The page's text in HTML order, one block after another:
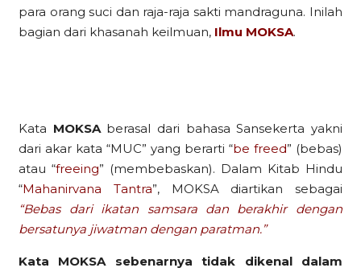
para orang suci dan raja-raja sakti mandraguna. Inilah
bagian dari khasanah keilmuan, Ilmu MOKSA.
Kata MOKSAberasal dari bahasa Sansekerta yakni
dari akar kata “MUC” yang berarti “be freed” (bebas)
atau “freeing” (membebaskan). Dalam Kitab Hindu
“Mahanirvana Tantra”, MOKSA diartikan sebagai
“Bebas dari ikatan samsara dan berakhir dengan
bersatunya jiwatman dengan paratman.”
Kata MOKSA sebenarnya tidak dikenal dalam